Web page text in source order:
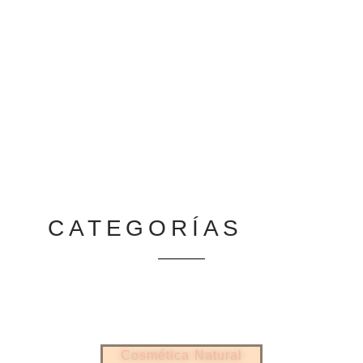
CATEGORÍAS
Cosmética Natural